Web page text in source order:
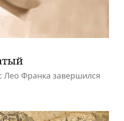
Лео Франка завершился